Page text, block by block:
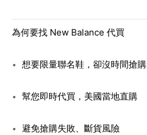
為何要找 New Balance 代買
想要限量聯名鞋，卻沒時間搶購
幫您即時代買，美國當地直購
避免搶購失敗、斷貨風險